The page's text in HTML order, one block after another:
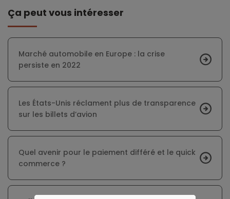
Ça peut vous intéresser
Marché automobile en Europe : la crise
persiste en 2022
Les États-Unis réclament plus de transparence
sur les billets d’avion
Quel avenir pour le paiement différé et le quick
commerce ?